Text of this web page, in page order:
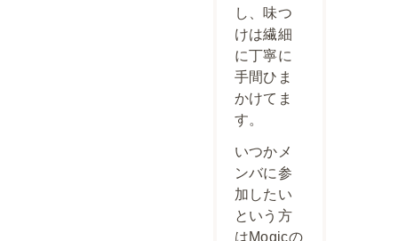
し、味つ
けは繊細
に丁寧に
手間ひま
かけてま
す。
いつかメ
ンバに参
加したい
という方
はMogicの